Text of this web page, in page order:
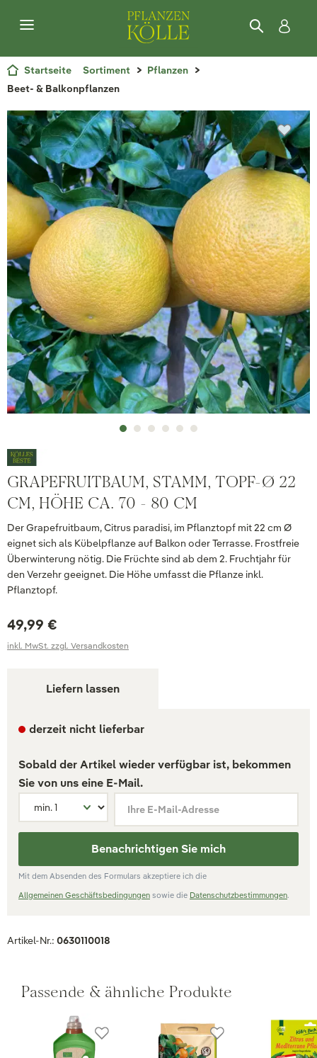
Startseite Sortiment
Pflanzen
Beet- & Balkonpflanzen
GRAPEFRUITBAUM, STAMM, TOPF-Ø 22
CM, HÖHE CA. 70 - 80 CM
Der Grapefruitbaum, Citrus paradisi, im Pflanztopf mit 22 cm Ø
eignet sich als Kübelpflanze auf Balkon oder Terrasse. Frostfreie
Überwinterung nötig. Die Früchte sind ab dem 2. Fruchtjahr für
den Verzehr geeignet. Die Höhe umfasst die Pflanze inkl.
Pflanztopf.
49,99 €
inkl. MwSt. zzgl. Versandkosten
Liefern lassen
derzeit nicht lieferbar
Sobald der Artikel wieder verfügbar ist, bekommen
Sie von uns eine E-Mail.
Ihre E-Mail-Adresse
Benachrichtigen Sie mich
Mit dem Absenden des Formulars akzeptiere ich die
Allgemeinen Geschäftsbedingungen sowie die Datenschutzbestimmungen.
Artikel-Nr.: 0630110018
Passende & ähnliche Produkte